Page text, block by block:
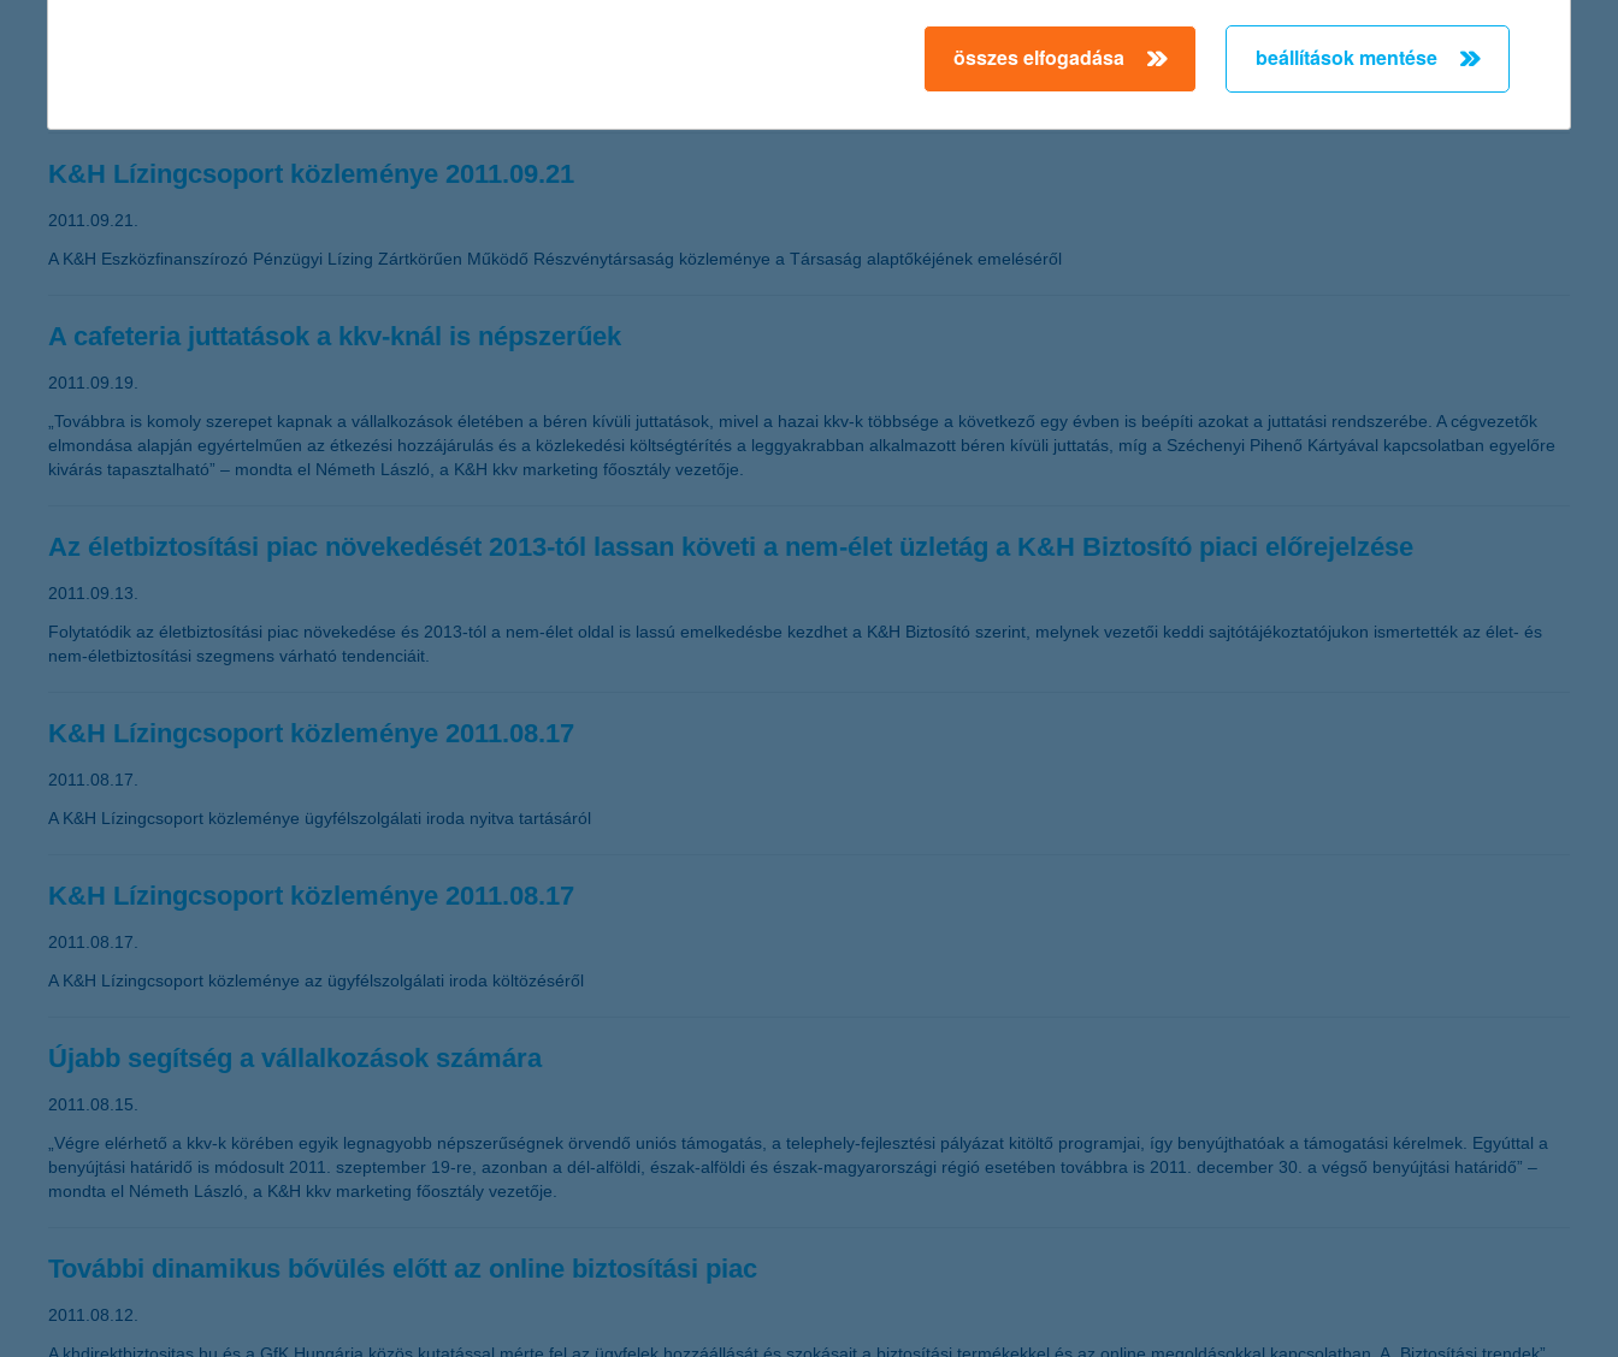
„Mikor és miben érdemes megtakarítani, ha a növekedési kilátások szerte a világban romlanak, a tőzsdei árfolyamok jelentősen ingadoznak, csökkennek, és a kamatok alacsony szinten vannak –
merül fel jogosan a kérdés a befektetők részéről. Ilyen időszakban azokra a befektetési lehetőségekre érdemes fokozottan figyelni, amelyek néhány év távlatában esélyt adnak a növekedésnek,
K&H Lízingcsoport közleménye 2011.09.21
2011.09.21.
A K&H Eszközfinanszírozó Pénzügyi Lízing Zártkörűen Működő Részvénytársaság közleménye a Társaság alaptőkéjének emeléséről
A cafeteria juttatások a kkv-knál is népszerűek
2011.09.19.
„Továbbra is komoly szerepet kapnak a vállalkozások életében a béren kívüli juttatások, mivel a hazai kkv-k többsége a következő egy évben is beépíti azokat a juttatási rendszerébe. A cégvezetők
elmondása alapján egyértelműen az étkezési hozzájárulás és a közlekedési költségtérítés a leggyakrabban alkalmazott béren kívüli juttatás, míg a Széchenyi Pihenő Kártyával kapcsolatban egyelőre
kivárás tapasztalható” – mondta el Németh László, a K&H kkv marketing főosztály vezetője.
Az életbiztosítási piac növekedését 2013-tól lassan követi a nem-élet üzletág a K&H Biztosító piaci előrejelzése
2011.09.13.
Folytatódik az életbiztosítási piac növekedése és 2013-tól a nem-élet oldal is lassú emelkedésbe kezdhet a K&H Biztosító szerint, melynek vezetői keddi sajtótájékoztatójukon ismertették az élet- és
nem-életbiztosítási szegmens várható tendenciáit.
K&H Lízingcsoport közleménye 2011.08.17
2011.08.17.
A K&H Lízingcsoport közleménye ügyfélszolgálati iroda nyitva tartásáról
K&H Lízingcsoport közleménye 2011.08.17
2011.08.17.
A K&H Lízingcsoport közleménye az ügyfélszolgálati iroda költözéséről
Újabb segítség a vállalkozások számára
2011.08.15.
„Végre elérhető a kkv-k körében egyik legnagyobb népszerűségnek örvendő uniós támogatás, a telephely-fejlesztési pályázat kitöltő programjai, így benyújthatóak a támogatási kérelmek. Egyúttal a
benyújtási határidő is módosult 2011. szeptember 19-re, azonban a dél-alföldi, észak-alföldi és észak-magyarországi régió esetében továbbra is 2011. december 30. a végső benyújtási határidő” –
mondta el Németh László, a K&H kkv marketing főosztály vezetője.
További dinamikus bővülés előtt az online biztosítási piac
2011.08.12.
összes elfogadása beállítások mentése